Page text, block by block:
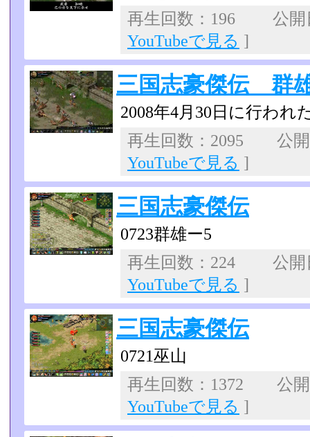
再生回数：196 公
YouTubeで見る ]
三国志豪傑伝 群
2008年4月30日に行われ
再生回数：2095 公
YouTubeで見る ]
三国志豪傑伝
0723群雄ー5
再生回数：224 公
YouTubeで見る ]
三国志豪傑伝
0721巫山
再生回数：1372 公
YouTubeで見る ]